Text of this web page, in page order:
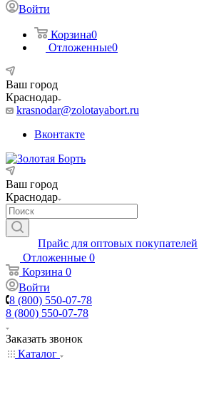
Войти
Корзина0
Отложенные0
Ваш город
Краснодар
krasnodar@zolotayabort.ru
Вконтакте
Ваш город
Краснодар
Прайс для оптовых покупателей
Отложенные 0
Корзина 0
Войти
8 (800) 550-07-78
8 (800) 550-07-78
Заказать звонок
Каталог